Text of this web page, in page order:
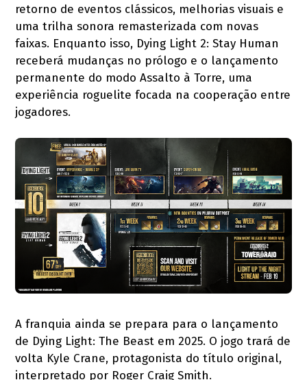
retorno de eventos clássicos, melhorias visuais e
uma trilha sonora remasterizada com novas
faixas. Enquanto isso, Dying Light 2: Stay Human
receberá mudanças no prólogo e o lançamento
permanente do modo Assalto à Torre, uma
experiência roguelite focada na cooperação entre
jogadores.
A franquia ainda se prepara para o lançamento
de Dying Light: The Beast em 2025. O jogo trará de
volta Kyle Crane, protagonista do título original,
interpretado por Roger Craig Smith.